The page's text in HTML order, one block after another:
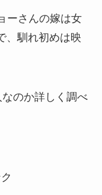
ーさんの嫁は女
、馴れ初めは映
のか詳しく調べ